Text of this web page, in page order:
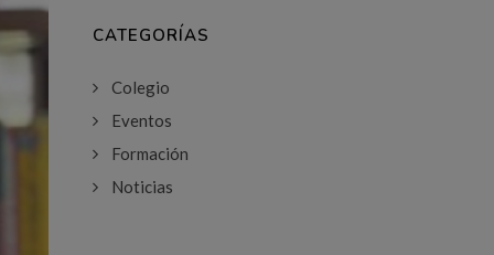
CATEGORÍAS
Colegio
Eventos
Formación
Noticias